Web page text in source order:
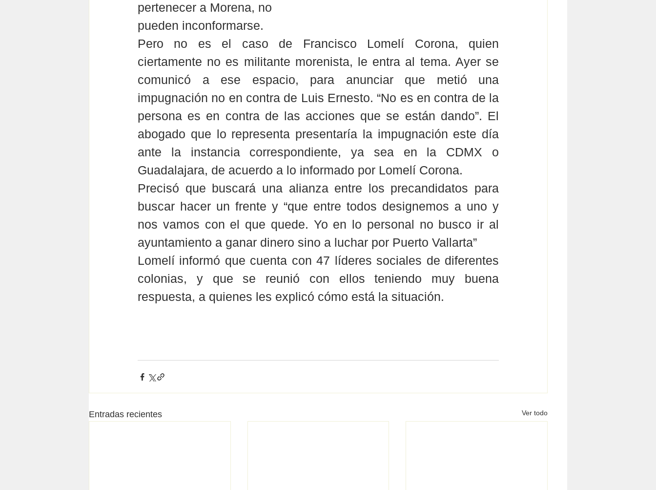
pertenecer a Morena, no
pueden inconformarse.
Pero no es el caso de Francisco Lomelí Corona, quien
ciertamente no es militante morenista, le entra al tema. Ayer se
comunicó a ese espacio, para anunciar que metió una
impugnación no en contra de Luis Ernesto. “No es en contra de la
persona es en contra de las acciones que se están dando”. El
abogado que lo representa presentaría la impugnación este día
ante la instancia correspondiente, ya sea en la CDMX o
Guadalajara, de acuerdo a lo informado por Lomelí Corona.
Precisó que buscará una alianza entre los precandidatos para
buscar hacer un frente y “que entre todos designemos a uno y
nos vamos con el que quede. Yo en lo personal no busco ir al
ayuntamiento a ganar dinero sino a luchar por Puerto Vallarta”
Lomelí informó que cuenta con 47 líderes sociales de diferentes
colonias, y que se reunió con ellos teniendo muy buena
respuesta, a quienes les explicó cómo está la situación.
Entradas recientes Ver todo